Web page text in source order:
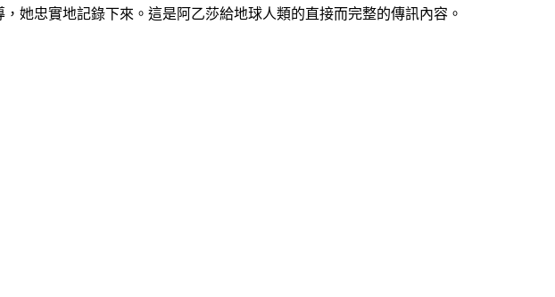
她忠實地記錄下來。這是阿乙莎給地球人類的直接而完整的傳訊內容。